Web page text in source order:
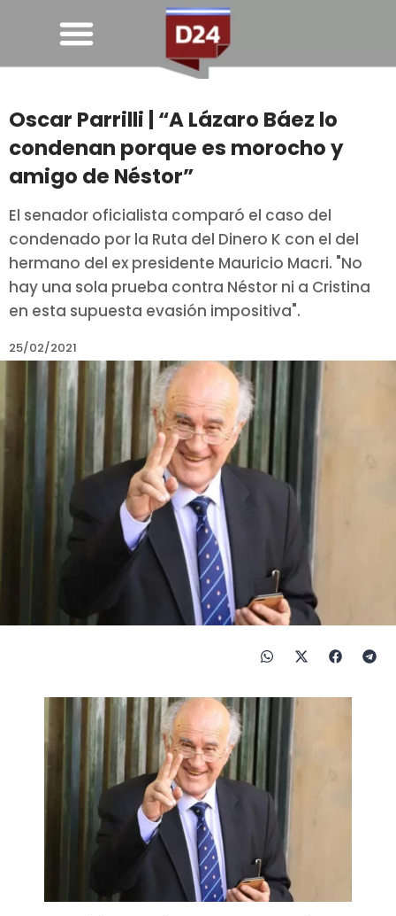
Oscar Parrilli | “A Lázaro Báez lo
condenan porque es morocho y
amigo de Néstor”
El senador oficialista comparó el caso del
condenado por la Ruta del Dinero K con el del
hermano del ex presidente Mauricio Macri. "No
hay una sola prueba contra Néstor ni a Cristina
en esta supuesta evasión impositiva".
25/02/2021